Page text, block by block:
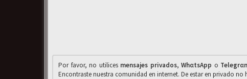
Por favor, no utilices mensajes privados,WhαtsApp o
Encontraste nuestra comunidad en internet. De estar en privado